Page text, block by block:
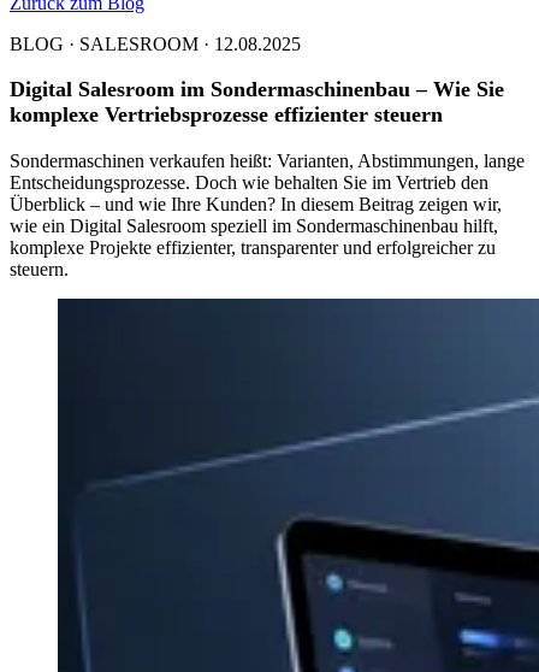
BLOG · SALESROOM · 12.08.2025
Digital Salesroom im Sondermaschinenbau – Wie Sie
komplexe Vertriebsprozesse effizienter steuern
Sondermaschinen verkaufen heißt: Varianten, Abstimmungen, lange
Entscheidungsprozesse. Doch wie behalten Sie im Vertrieb den
Überblick – und wie Ihre Kunden? In diesem Beitrag zeigen wir,
wie ein Digital Salesroom speziell im Sondermaschinenbau hilft,
komplexe Projekte effizienter, transparenter und erfolgreicher zu
steuern.